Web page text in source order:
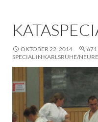
OKTOBER 22, 2014 671
SPECIAL IN KARLSRUHE/